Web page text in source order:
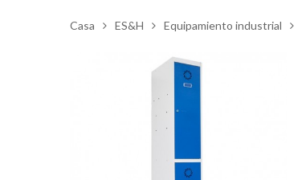
Casa ES&H Equipamiento industrial